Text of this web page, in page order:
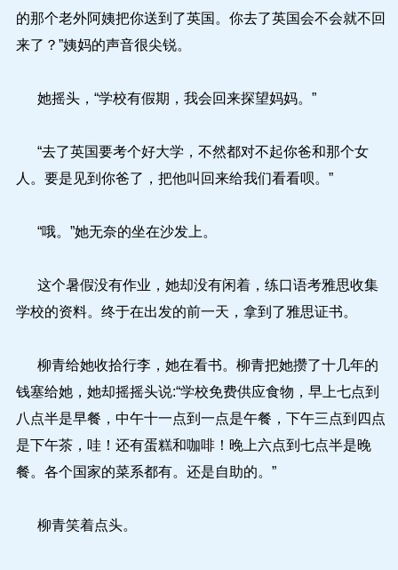
的那个老外阿姨把你送到了英国。你去了英国会不会就不回
来了？”姨妈的声音很尖锐。
她摇头，“学校有假期，我会回来探望妈妈。”
“去了英国要考个好大学，不然都对不起你爸和那个女
人。要是见到你爸了，把他叫回来给我们看看呗。”
“哦。”她无奈的坐在沙发上。
这个暑假没有作业，她却没有闲着，练口语考雅思收集
学校的资料。终于在出发的前一天，拿到了雅思证书。
柳青给她收拾行李，她在看书。柳青把她攒了十几年的
钱塞给她，她却摇摇头说:“学校免费供应食物，早上七点到
八点半是早餐，中午十一点到一点是午餐，下午三点到四点
是下午茶，哇！还有蛋糕和咖啡！晚上六点到七点半是晚
餐。各个国家的菜系都有。还是自助的。”
柳青笑着点头。